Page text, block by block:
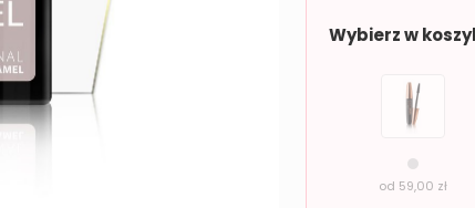
lampy
Wybierz w
od 59,00 zł